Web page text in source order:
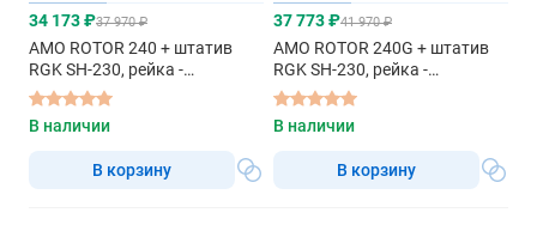
34 173 ₽37 970 ₽
AMO ROTOR 240 + штатив
RGK SH-230, рейка -
ротационный нивелир с
красным лучом
В наличии
В корзину
37 773 ₽41 970 ₽
AMO ROTOR 240G + штатив
RGK SH-230, рейка -
ротационный нивелир с
зеленым лучом
В наличии
В корзину